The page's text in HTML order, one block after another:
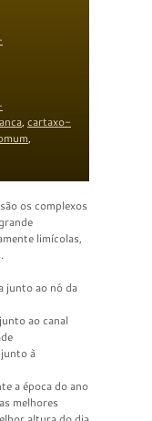
, cartaxo-
,
os complexos
limícolas,
junto ao nó da
ao canal
junto à
a época do ano
melhores